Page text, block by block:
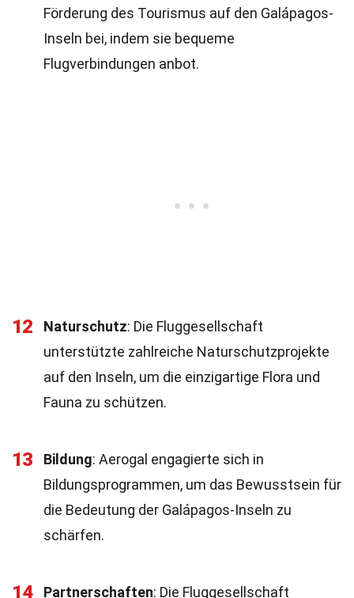
Förderung des Tourismus auf den Galápagos-
Inseln bei, indem sie bequeme
Flugverbindungen anbot.
12 Naturschutz: Die Fluggesellschaft
unterstützte zahlreiche Naturschutzprojekte
auf den Inseln, um die einzigartige Flora und
Fauna zu schützen.
13 Bildung: Aerogal engagierte sich in
Bildungsprogrammen, um das Bewusstsein für
die Bedeutung der Galápagos-Inseln zu
schärfen.
14 Partnerschaften: Die Fluggesellschaft